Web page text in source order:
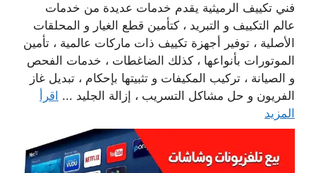
فني تكييف الرميثية يقدم خدمات عديدة من خدمات
عالم التكييف و التبريد ، كتأمين قطع الغيار و المحلقات
الأصلية ، توفير أجهزة تكييف ذات ماركات عالمية ، تأمين
الموتورات بأنواعها ، كذلك الضاغطات ، خدمات الفحص
و الصيانة ، تركيب المكيفات و تثبيتها بإحكام ، تبديل غاز
الفريون و حل مشاكل التسريب ، إزالة الجليد ... اقرأ
المزيد